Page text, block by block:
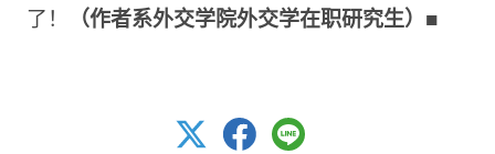
了！
（作者系外交学院外交学在职研究生） ■